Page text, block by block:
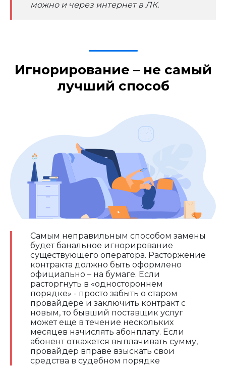
можно и через интернет в ЛК.
Игнорирование – не самый
лучший способ
Самым неправильным способом замены
будет банальное игнорирование
существующего оператора. Расторжение
контракта должно быть оформлено
официально – на бумаге. Если
расторгнуть в «одностороннем
порядке» - просто забыть о старом
провайдере и заключить контракт с
новым, то бывший поставщик услуг
может еще в течение нескольких
месяцев начислять абонплату. Если
абонент откажется выплачивать сумму,
провайдер вправе взыскать свои
средства в судебном порядке